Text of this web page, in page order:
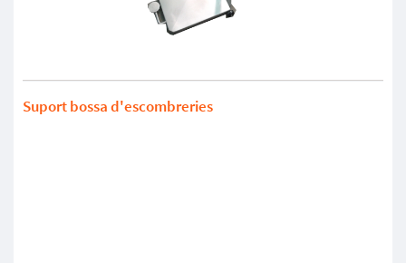
Suport bossa d'escombreries